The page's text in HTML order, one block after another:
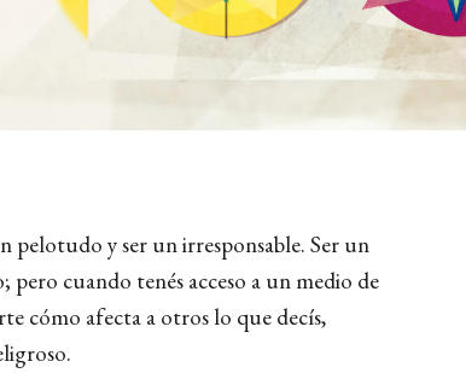
pelotudo y ser un irresponsable. Ser un
cuando tenés acceso a un medio de
cómo afecta a otros lo que decís,